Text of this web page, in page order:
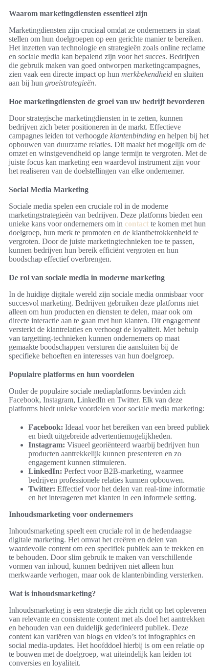
Waarom marketingdiensten essentieel zijn
Marketingdiensten zijn cruciaal omdat ze ondernemers in staat
stellen om hun doelgroepen op een gerichte manier te bereiken.
Het inzetten van technologie en strategieën zoals online reclame
en sociale media kan bepalend zijn voor het succes. Bedrijven
die gebruik maken van goed ontworpen marketingcampagnes,
zien vaak een directe impact op hun merkbekendheid en sluiten
aan bij hun groeistrategieën.
Hoe marketingdiensten de groei van uw bedrijf bevorderen
Door strategische marketingdiensten in te zetten, kunnen
bedrijven zich beter positioneren in de markt. Effectieve
campagnes leiden tot verhoogde klantenbinding en helpen bij het
opbouwen van duurzame relaties. Dit maakt het mogelijk om de
omzet en winstgevendheid op lange termijn te vergroten. Met de
juiste focus kan marketing een waardevol instrument zijn voor
het realiseren van de doelstellingen van elke ondernemer.
Social Media Marketing
Sociale media spelen een cruciale rol in de moderne
marketingstrategieën van bedrijven. Deze platforms bieden een
unieke kans voor ondernemers om in contact te komen met hun
doelgroep, hun merk te promoten en de klantbetrokkenheid te
vergroten. Door de juiste marketingtechnieken toe te passen,
kunnen bedrijven hun bereik efficiënt vergroten en hun
boodschap effectief overbrengen.
De rol van sociale media in moderne marketing
In de huidige digitale wereld zijn sociale media onmisbaar voor
succesvol marketing. Bedrijven gebruiken deze platforms niet
alleen om hun producten en diensten te delen, maar ook om
directe interactie aan te gaan met hun klanten. Dit engagement
versterkt de klantrelaties en verhoogt de loyaliteit. Met behulp
van targetting-technieken kunnen ondernemers op maat
gemaakte boodschappen versturen die aansluiten bij de
specifieke behoeften en interesses van hun doelgroep.
Populaire platforms en hun voordelen
Onder de populaire sociale mediaplatforms bevinden zich
Facebook, Instagram, LinkedIn en Twitter. Elk van deze
platforms biedt unieke voordelen voor sociale media marketing:
Facebook: Ideaal voor het bereiken van een breed publiek
en biedt uitgebreide advertentiemogelijkheden.
Instagram: Visueel georiënteerd waarbij bedrijven hun
producten aantrekkelijk kunnen presenteren en zo
engagement kunnen stimuleren.
LinkedIn: Perfect voor B2B-marketing, waarmee
bedrijven professionele relaties kunnen opbouwen.
Twitter: Effectief voor het delen van real-time informatie
en het interageren met klanten in een informele setting.
Inhoudsmarketing voor ondernemers
Inhoudsmarketing speelt een cruciale rol in de hedendaagse
digitale marketing. Het omvat het creëren en delen van
waardevolle content om een specifiek publiek aan te trekken en
te behouden. Door slim gebruik te maken van verschillende
vormen van inhoud, kunnen bedrijven niet alleen hun
merkwaarde verhogen, maar ook de klantenbinding versterken.
Wat is inhoudsmarketing?
Inhoudsmarketing is een strategie die zich richt op het opleveren
van relevante en consistente content met als doel het aantrekken
en behouden van een duidelijk gedefinieerd publiek. Deze
content kan variëren van blogs en video’s tot infographics en
social media-updates. Het hoofddoel hierbij is om een relatie op
te bouwen met de doelgroep, wat uiteindelijk kan leiden tot
conversies en loyaliteit.